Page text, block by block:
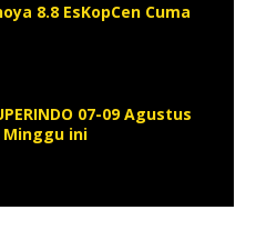
8.8 EsKopCen Cuma
07-09 Agustus
Minggu ini